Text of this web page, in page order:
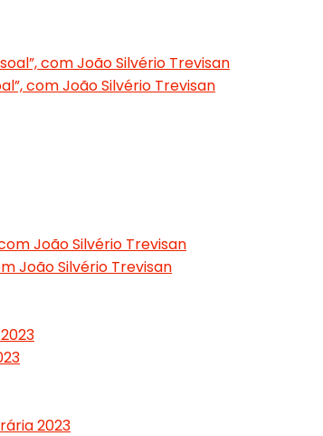
com João Silvério Trevisan
João Silvério Trevisan